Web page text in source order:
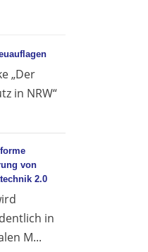
„Der
in NRW“
von
2.0
in
M...